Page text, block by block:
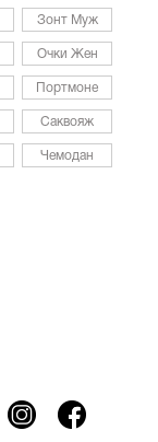
Зонт Муж
Очки Жен
Портмоне
Саквояж
Чемодан